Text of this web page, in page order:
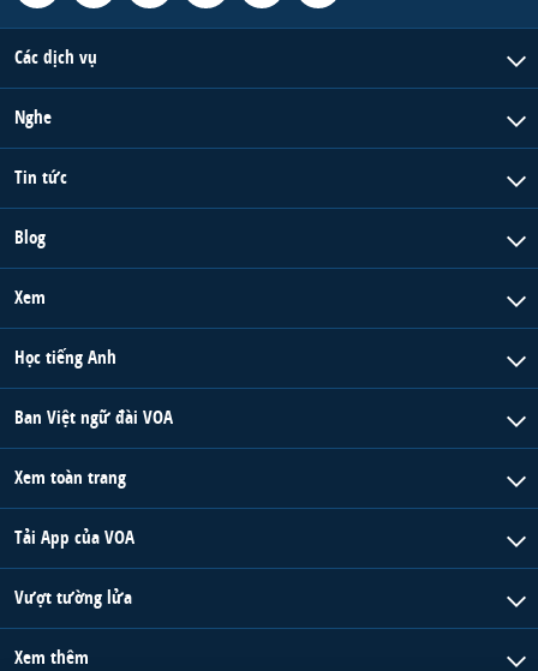
Các dịch vụ
Nghe
Tin tức
Blog
Xem
Học tiếng Anh
Ban Việt ngữ đài VOA
Xem toàn trang
Tải App của VOA
Vượt tường lửa
Xem thêm